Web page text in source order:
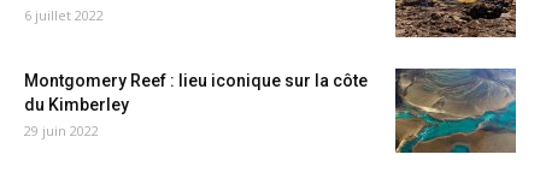
6 juillet 2022
Montgomery Reef : lieu iconique sur la côte
du Kimberley
29 juin 2022